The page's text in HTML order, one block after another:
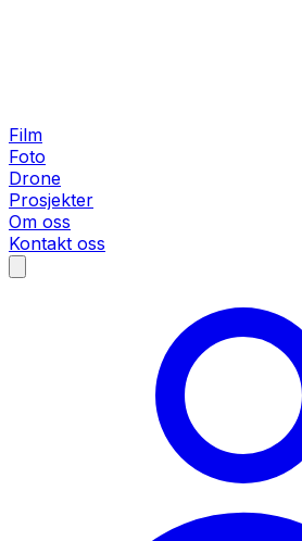
Film
Foto
Drone
Prosjekter
Om oss
Kontakt oss